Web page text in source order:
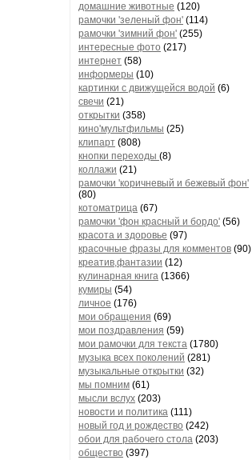
домашние животные (120)
рамочки 'зеленый фон' (114)
рамочки 'зимний фон' (255)
интересные фото (217)
интернет (58)
информеры (10)
картинки с движущейся водой (6)
свечи (21)
открытки (358)
кино'мультфильмы (25)
клипарт (808)
кнопки переходы (8)
коллажи (21)
рамочки 'коричневый и бежевый фон'
(80)
котоматрица (67)
рамочки 'фон красный и бордо' (56)
красота и здоровье (97)
красочные фразы для комментов (90)
креатив,фантазии (12)
кулинарная книга (1366)
кумиры (54)
личное (176)
мои обращения (69)
мои поздравления (59)
мои рамочки для текста (1780)
музыка всех поколений (281)
музыкальные открытки (32)
мы помним (61)
мысли вслух (203)
новости и политика (111)
новый год и рождество (242)
обои для рабочего стола (203)
общество (397)